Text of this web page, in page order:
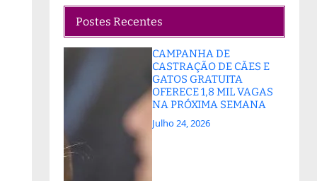
Postes Recentes
CAMPANHA DE
CASTRAÇÃO DE CÃES E
GATOS GRATUITA
OFERECE 1,8 MIL VAGAS
NA PRÓXIMA SEMANA
Julho 24, 2026